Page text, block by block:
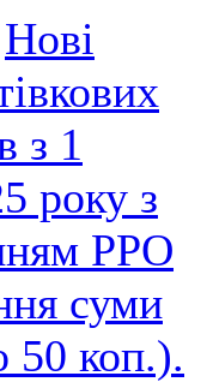
Нові
з 1
року з
РРО
суми
50 коп.).